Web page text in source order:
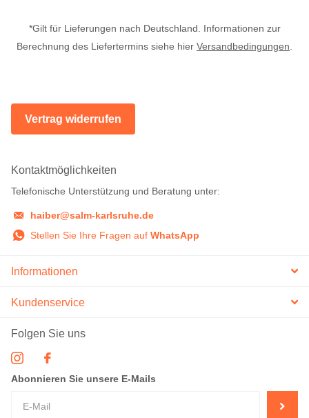
*Gilt für Lieferungen nach Deutschland. Informationen zur
Berechnung des Liefertermins siehe hier Versandbedingungen.
Vertrag widerrufen
Kontaktmöglichkeiten
Telefonische Unterstützung und Beratung unter:
haiber@salm-karlsruhe.de
Stellen Sie Ihre Fragen auf WhatsApp
Informationen
Kundenservice
Folgen Sie uns
Abonnieren Sie unsere E-Mails